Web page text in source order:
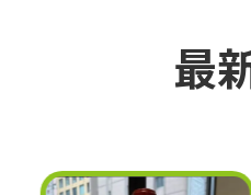
最